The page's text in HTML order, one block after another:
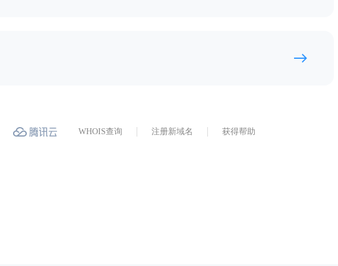
WHOIS查询 注册新域名 获得帮助